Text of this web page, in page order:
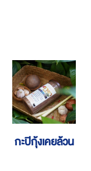
กะปิกุ้งเคยล้วน